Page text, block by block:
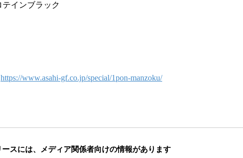
インブラック
https://www.asahi-gf.co.jp/special/1pon-manzoku/
スには、 メディア関係者向けの情報があります